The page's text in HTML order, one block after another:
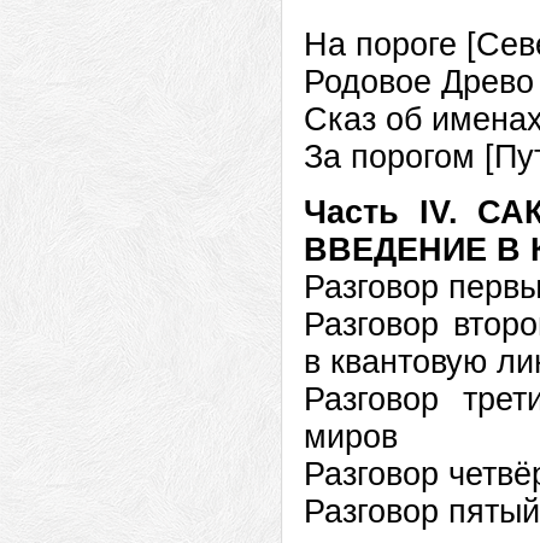
На пороге
Родовое
Сказ об
За порогом
Часть IV.
ВВЕДЕНИЕ
Разговор
Разговор
в квантовую
Разговор
миров
Разговор
Разговор